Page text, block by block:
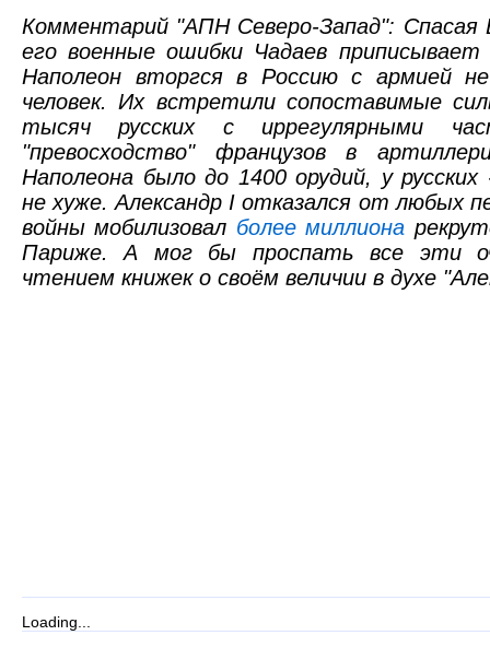
Комментарий "АПН Северо-Запад": Спасая
его военные ошибки Чадаев приписывает
Наполеон вторгся в Россию с армией
человек. Их встретили сопоставимые
тысяч русских с иррегулярными
"превосходство" французов в
Наполеона было до 1400 орудий, у русских
не хуже. Александр I отказался от любых
войны мобилизовал более миллиона
Париже. А мог бы проспать все эти
чтением книжек о своём величии в духе
Loading...